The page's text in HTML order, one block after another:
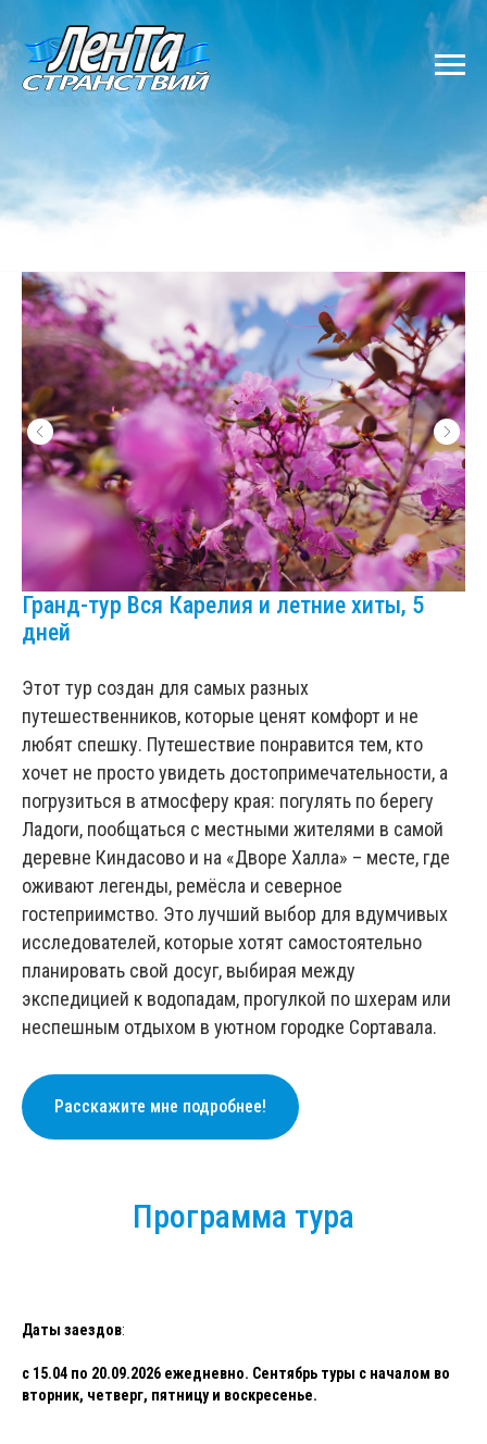
Гранд-тур Вся Карелия и летние хиты, 5
дней
Этот тур создан для самых разных
путешественников, которые ценят комфорт и не
любят спешку. Путешествие понравится тем, кто
хочет не просто увидеть достопримечательности, а
погрузиться в атмосферу края: погулять по берегу
Ладоги, пообщаться с местными жителями в самой
деревне Киндасово и на «Дворе Халла» – месте, где
оживают легенды, ремёсла и северное
гостеприимство. Это лучший выбор для вдумчивых
исследователей, которые хотят самостоятельно
планировать свой досуг, выбирая между
экспедицией к водопадам, прогулкой по шхерам или
неспешным отдыхом в уютном городке Сортавала.
Расскажите мне подробнее!
Программа тура
Даты заездов:
с 15.04 по 20.09.2026 ежедневно. Сентябрь туры с началом во
вторник, четверг, пятницу и воскресенье.